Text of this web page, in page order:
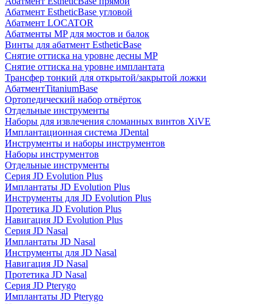
Абатмент EstheticBase угловой
Абатмент LOCATOR
Абатменты MP для мостов и балок
Винты для абатмент EstheticBase
Снятие оттиска на уровне десны MP
Снятие оттиска на уровне имплантата
Трансфер тонкий для открытой/закрытой ложки
АбатментTitaniumBase
Ортопедический набор отвёрток
Отдельные инструменты
Наборы для извлечения сломанных винтов XiVE
Имплантационная система JDental
Инструменты и наборы инструментов
Наборы инструментов
Отдельные инструменты
Серия JD Evolution Plus
Имплантаты JD Evolution Plus
Инструменты для JD Evolution Plus
Протетика JD Evolution Plus
Навигация JD Evolution Plus
Серия JD Nasal
Имплантаты JD Nasal
Инструменты для JD Nasal
Навигация JD Nasal
Протетика JD Nasal
Серия JD Pterygo
Имплантаты JD Pterygo